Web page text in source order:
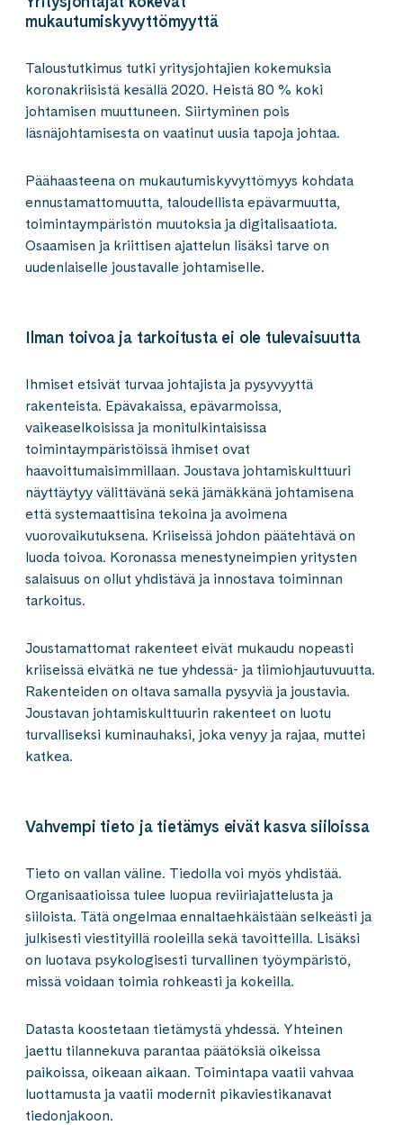
mukautumiskyvyttömyyttä
Taloustutkimus tutki yritysjohtajien kokemuksia
koronakriisistä kesällä 2020. Heistä 80 % koki
johtamisen muuttuneen. Siirtyminen pois
läsnäjohtamisesta on vaatinut uusia tapoja johtaa.
Päähaasteena on mukautumiskyvyttömyys kohdata
ennustamattomuutta, taloudellista epävarmuutta,
toimintaympäristön muutoksia ja digitalisaatiota.
Osaamisen ja kriittisen ajattelun lisäksi tarve on
uudenlaiselle joustavalle johtamiselle.
Ilman toivoa ja tarkoitusta ei ole tulevaisuutta
Ihmiset etsivät turvaa johtajista ja pysyvyyttä
rakenteista. Epävakaissa, epävarmoissa,
vaikeaselkoisissa ja monitulkintaisissa
toimintaympäristöissä ihmiset ovat
haavoittumaisimmillaan. Joustava johtamiskulttuuri
näyttäytyy välittävänä sekä jämäkkänä johtamisena
että systemaattisina tekoina ja avoimena
vuorovaikutuksena. Kriiseissä johdon päätehtävä on
luoda toivoa. Koronassa menestyneimpien yritysten
salaisuus on ollut yhdistävä ja innostava toiminnan
tarkoitus.
Joustamattomat rakenteet eivät mukaudu nopeasti
kriiseissä eivätkä ne tue yhdessä- ja tiimiohjautuvuutta.
Rakenteiden on oltava samalla pysyviä ja joustavia.
Joustavan johtamiskulttuurin rakenteet on luotu
turvalliseksi kuminauhaksi, joka venyy ja rajaa, muttei
katkea.
Vahvempi tieto ja tietämys eivät kasva siiloissa
Tieto on vallan väline. Tiedolla voi myös yhdistää.
Organisaatioissa tulee luopua reviiriajattelusta ja
siiloista. Tätä ongelmaa ennaltaehkäistään selkeästi ja
julkisesti viestityillä rooleilla sekä tavoitteilla. Lisäksi
on luotava psykologisesti turvallinen työympäristö,
missä voidaan toimia rohkeasti ja kokeilla.
Datasta koostetaan tietämystä yhdessä. Yhteinen
jaettu tilannekuva parantaa päätöksiä oikeissa
paikoissa, oikeaan aikaan. Toimintapa vaatii vahvaa
luottamusta ja vaatii modernit pikaviestikanavat
tiedonjakoon.